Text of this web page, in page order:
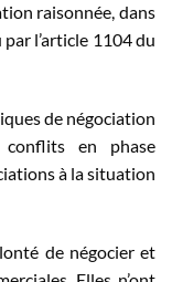
raisonnée, dans
l’article 1104 du
de négociation
conflits en phase
à la situation
de négocier et